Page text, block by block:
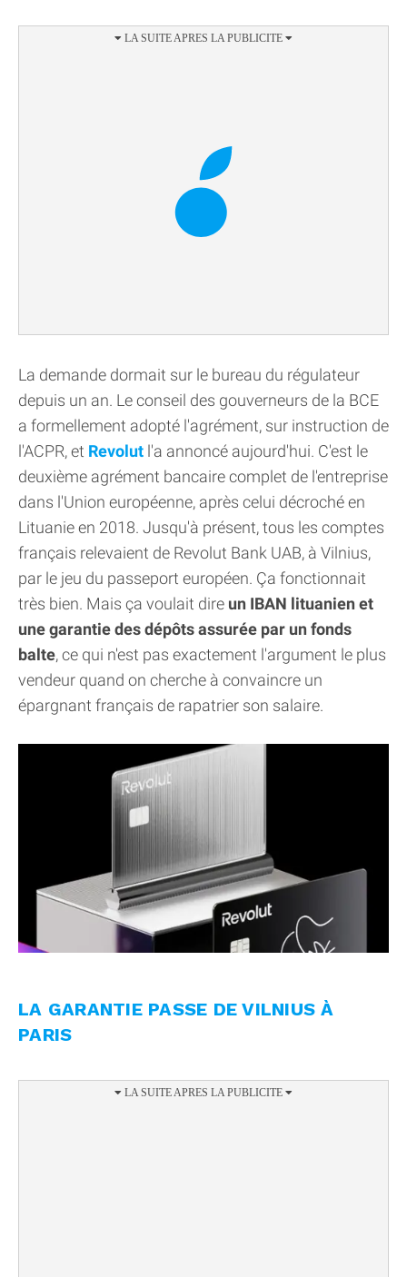
La demande dormait sur le bureau du régulateur
depuis un an. Le conseil des gouverneurs de la BCE
a formellement adopté l'agrément, sur instruction de
l'ACPR, et Revolut l'a annoncé aujourd'hui. C'est le
deuxième agrément bancaire complet de l'entreprise
dans l'Union européenne, après celui décroché en
Lituanie en 2018. Jusqu'à présent, tous les comptes
français relevaient de Revolut Bank UAB, à Vilnius,
par le jeu du passeport européen. Ça fonctionnait
très bien. Mais ça voulait dire un IBAN lituanien et
une garantie des dépôts assurée par un fonds
balte, ce qui n'est pas exactement l'argument le plus
vendeur quand on cherche à convaincre un
épargnant français de rapatrier son salaire.
LA GARANTIE PASSE DE VILNIUS À
PARIS